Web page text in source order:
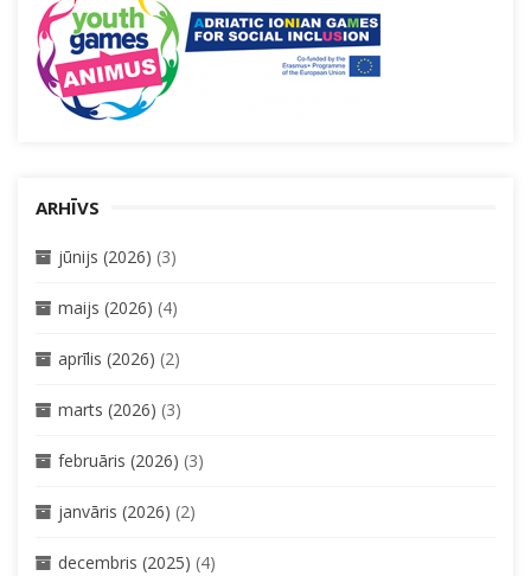
ARHĪVS
jūnijs (2026) (3)
maijs (2026) (4)
aprīlis (2026) (2)
marts (2026) (3)
februāris (2026) (3)
janvāris (2026) (2)
decembris (2025) (4)